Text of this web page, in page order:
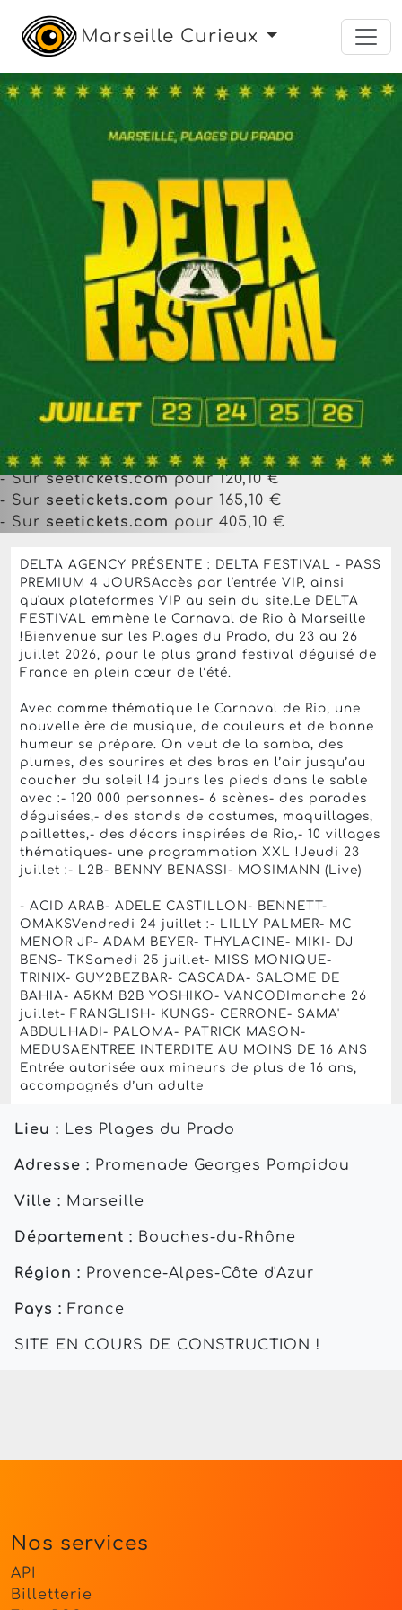
Marseille Curieux
concert festival
Le jeudi 23 juillet 2026
DELTA FESTIVAL - PASS 1
Les Plages du Prado ,Marseille
120,10 Euros
Réserver une place :
ticketmaster.fr
ticketmaster.fr
ticketmaster.fr
ticketmaster.fr
ticketmaster.fr
ticketmaster.fr
ticketmaster.fr
- Surticketmaster.fr
- Sur
ticketmaster.fr
- Sur seetickets.compour 130,10 €
- Surseetickets.compour 120,10 €
- Sur seetickets.com pour 165,10 €
- Sur seetickets.com pour 405,10 €
DELTA AGENCY PRÉSENTE : DELTA FESTIVAL - PASS
PREMIUM 4 JOURSAccès par l'entrée VIP, ainsi
qu'aux plateformes VIP au sein du site.Le DELTA
FESTIVAL emmène le Carnaval de Rio à Marseille
!Bienvenue sur les Plages du Prado, du 23 au 26
juillet 2026, pour le plus grand festival déguisé de
France en plein cœur de l’été.
Avec comme thématique le Carnaval de Rio, une
nouvelle ère de musique, de couleurs et de bonne
humeur se prépare. On veut de la samba, des
plumes, des sourires et des bras en l’air jusqu’au
coucher du soleil !4 jours les pieds dans le sable
avec :- 120 000 personnes- 6 scènes- des parades
déguisées,- des stands de costumes, maquillages,
paillettes,- des décors inspirées de Rio,- 10 villages
thématiques- une programmation XXL !Jeudi 23
juillet :- L2B- BENNY BENASSI- MOSIMANN (Live)
- ACID ARAB- ADELE CASTILLON- BENNETT-
OMAKSVendredi 24 juillet :- LILLY PALMER- MC
MENOR JP- ADAM BEYER- THYLACINE- MIKI- DJ
BENS- TKSamedi 25 juillet- MISS MONIQUE-
TRINIX- GUY2BEZBAR- CASCADA- SALOME DE
BAHIA- A5KM B2B YOSHIKO- VANCODImanche 26
juillet- FRANGLISH- KUNGS- CERRONE- SAMA'
ABDULHADI- PALOMA- PATRICK MASON-
MEDUSAENTREE INTERDITE AU MOINS DE 16 ANS
Entrée autorisée aux mineurs de plus de 16 ans,
accompagnés d’un adulte
Lieu : Les Plages du Prado
Adresse : Promenade Georges Pompidou
Ville : Marseille
Département : Bouches-du-Rhône
Région : Provence-Alpes-Côte d'Azur
Pays : France
SITE EN COURS DE CONSTRUCTION !
Nos services
API
Billetterie